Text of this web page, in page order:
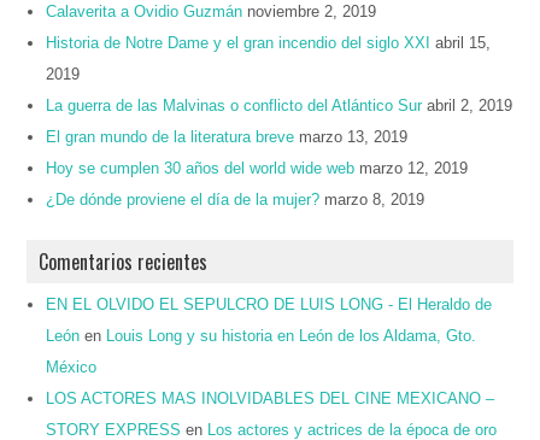
Calaverita a Ovidio Guzmán noviembre 2, 2019
Historia de Notre Dame y el gran incendio del siglo XXI
abril 15,
2019
La guerra de las Malvinas o conflicto del Atlántico Sur abril 2, 2019
El gran mundo de la literatura breve marzo 13, 2019
Hoy se cumplen 30 años del world wide web marzo 12, 2019
¿De dónde proviene el día de la mujer? marzo 8, 2019
Comentarios recientes
EN EL OLVIDO EL SEPULCRO DE LUIS LONG - El Heraldo de
León en
Louis Long y su historia en León de los Aldama, Gto.
México
LOS ACTORES MAS INOLVIDABLES DEL CINE MEXICANO –
STORY EXPRESS en
Los actores y actrices de la época de oro